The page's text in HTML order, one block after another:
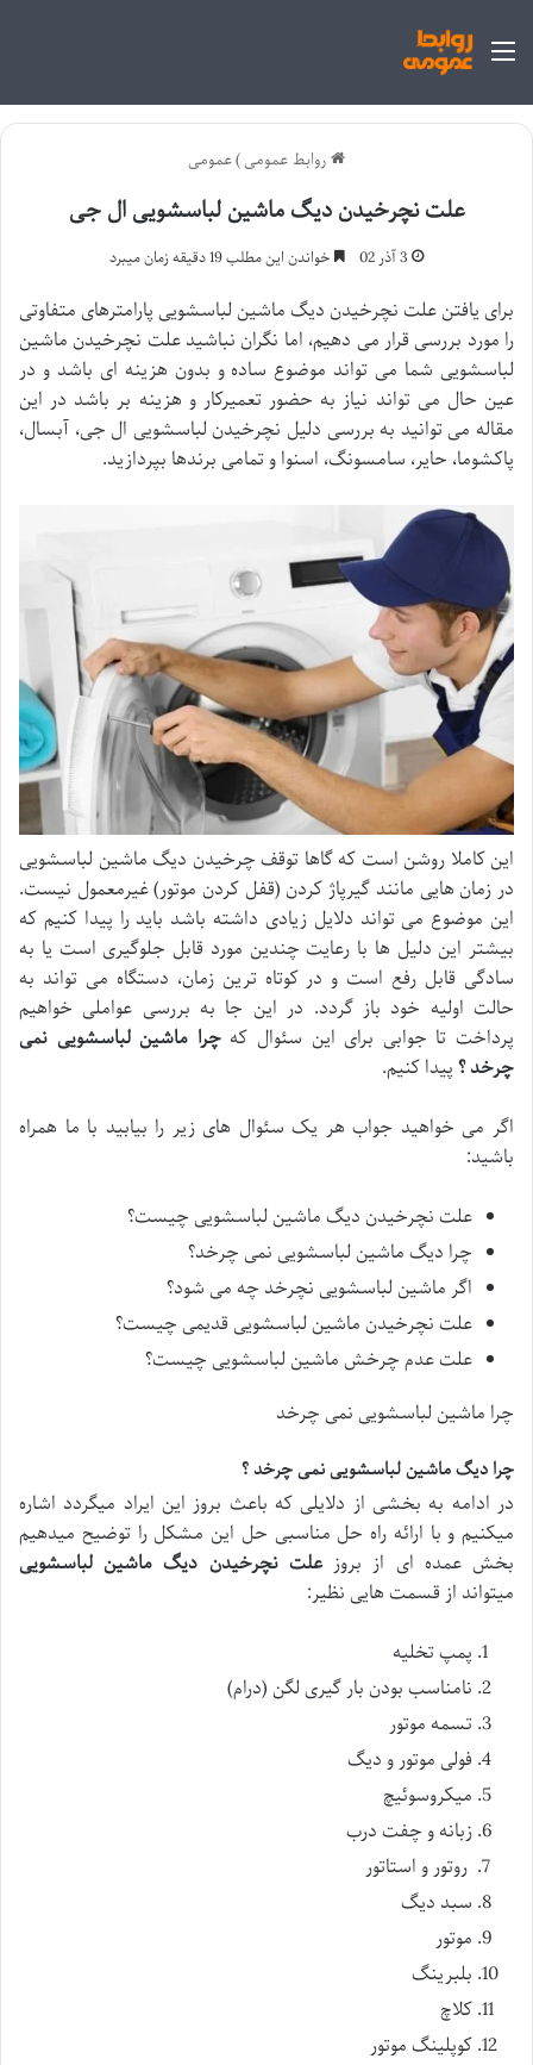
منو
روابط عمومی)عمومی
علت نچرخیدن دیگ ماشین لباسشویی ال جی
3 آذر 02 خواندن این مطلب 19 دقیقه زمان میبرد
برای یافتن علت نچرخیدن دیگ ماشین لباسشویی پارامترهای متفاوتی
را مورد بررسی قرار می دهیم، اما نگران نباشید علت نچرخیدن ماشین
لباسشویی شما می تواند موضوع ساده و بدون هزینه ای باشد و در
عین حال می تواند نیاز به حضور تعمیرکار و هزینه بر باشد در این
مقاله می توانید به بررسی دلیل نچرخیدن لباسشویی ال جی، آبسال،
پاکشوما، حایر، سامسونگ، اسنوا و تمامی برندها بپردازید.
این کاملا روشن است که گاها توقف چرخیدن دیگ ماشین لباسشویی
در زمان هایی مانند گیرپاژ کردن (قفل کردن موتور) غیرمعمول نیست.
این موضوع می تواند دلایل زیادی داشته باشد باید را پیدا کنیم که
بیشتر این دلیل ها با رعایت چندین مورد قابل جلوگیری است یا به
سادگی قابل رفع است و در کوتاه ترین زمان، دستگاه می تواند به
حالت اولیه خود باز گردد. در این جا به بررسی عواملی خواهیم
پرداخت تا جوابی برای این سئوال کهچرا ماشین لباسشویی نمی
چرخد ؟پیدا کنیم.
اگر می خواهید جواب هر یک سئوال های زیر را بیابید با ما همراه
باشید:
علت نچرخیدن دیگ ماشین لباسشویی چیست؟
چرا دیگ ماشین لباسشویی نمی چرخد؟
اگر ماشین لباسشویی نچرخد چه می شود؟
علت نچرخیدن ماشین لباسشویی قدیمی چیست؟
علت عدم چرخش ماشین لباسشویی چیست؟
چرا ماشین لباسشویی نمی چرخد
چرا دیگ ماشین لباسشویی نمی چرخد ؟
در ادامه به بخشی از دلایلی که باعث بروز این ایراد میگردد اشاره
میکنیم و با ارائه راه حل مناسبی حل این مشکل را توضیح میدهیم
بخش عمده ای از بروزعلت نچرخیدن دیگ ماشین لباسشویی
میتواند از قسمت هایی نظیر:
پمپ تخلیه
نامناسب بودن بار گیری لگن (درام)
تسمه موتور
فولی موتور و دیگ
میکروسوئیچ
زبانه و چفت درب
روتور و استاتور
سبد دیگ
موتور
بلبرینگ
کلاچ
کوپلینگ موتور